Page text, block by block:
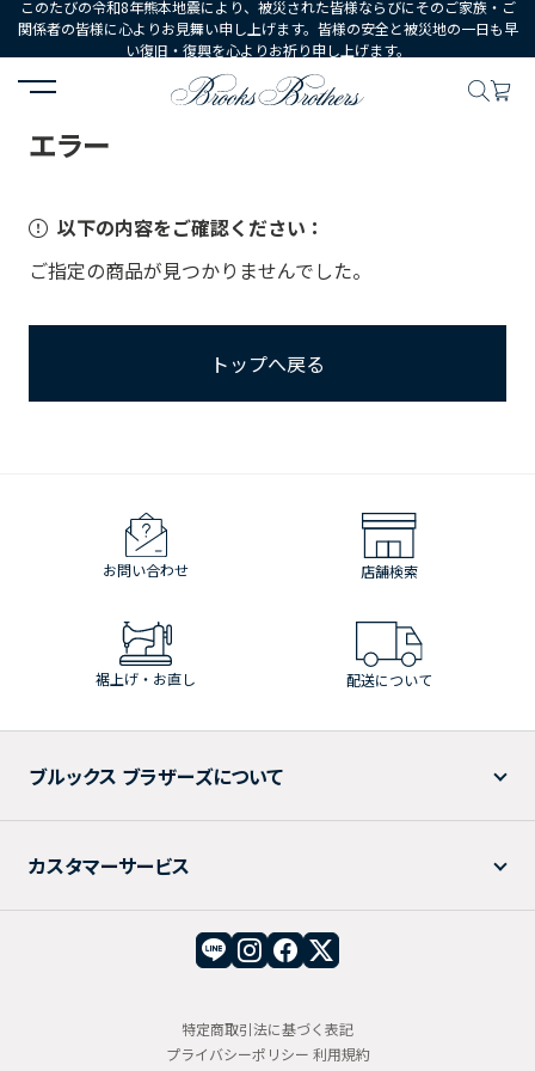
このたびの令和8年熊本地震により、被災された皆様ならびにそのご家族・ご
関係者の皆様に心よりお見舞い申し上げます。皆様の安全と被災地の一日も早
い復旧・復興を心よりお祈り申し上げます。
HOME
エラー
以下の内容をご確認ください：
ご指定の商品が見つかりませんでした。
トップへ戻る
お問い合わせ 店舗検索
裾上げ・お直し 配送について
ブルックス ブラザーズについて
カスタマーサービス
特定商取引法に基づく表記
プライバシーポリシー 利用規約